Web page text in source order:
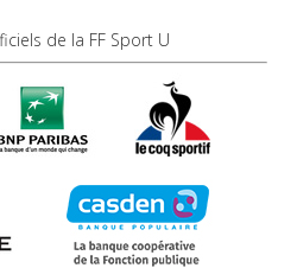
de la FF Sport U